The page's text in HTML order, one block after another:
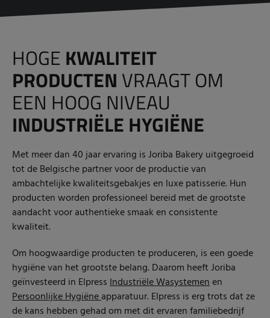
HOGE KWALITEIT
PRODUCTEN VRAAGT OM
EEN HOOG NIVEAU
INDUSTRIËLE HYGIËNE
Met meer dan 40 jaar ervaring is Joriba Bakery uitgegroeid
tot de Belgische partner voor de productie van
ambachtelijke kwaliteitsgebakjes en luxe patisserie. Hun
producten worden professioneel bereid met de grootste
aandacht voor authentieke smaak en consistente
kwaliteit.
Om hoogwaardige producten te produceren, is een goede
hygiëne van het grootste belang. Daarom heeft Joriba
geïnvesteerd in ElpressIndustriële Wasystemenen
Persoonlijke Hygiëneapparatuur. Elpress is erg trots dat ze
de kans hebben gehad om met dit ervaren familiebedrijf